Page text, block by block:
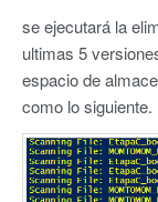
se ejecutará la
ultimas 5
espacio de
como lo siguiente.